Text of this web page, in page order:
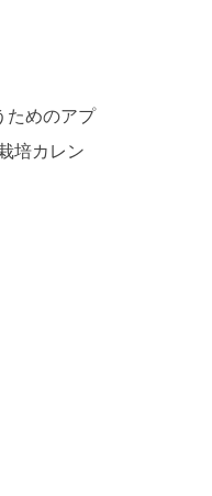
ためのアプ
培カレン